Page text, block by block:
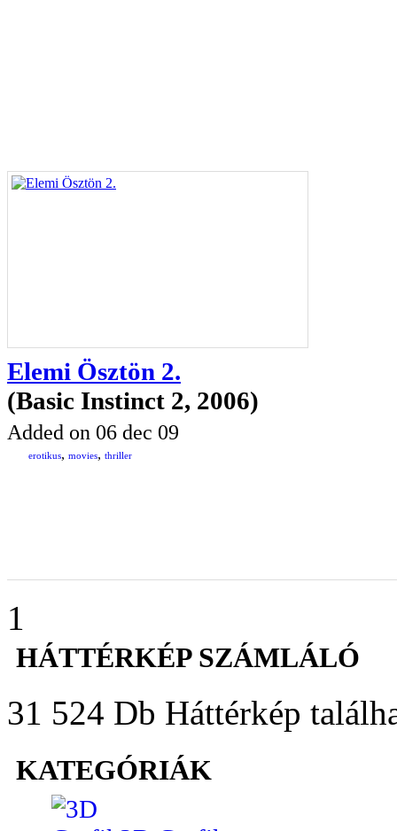
Elemi Ösztön 2.
(Basic Instinct 2, 2006)
Added on 06 dec 09
erotikus, movies, thriller
1
HÁTTÉRKÉP SZÁMLÁLÓ
31 524 Db Háttérkép
KATEGÓRIÁK